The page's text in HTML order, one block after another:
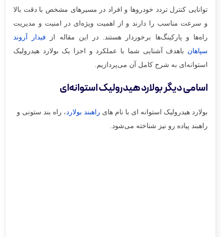
توانایی کنترل تردد خودروها و افراد در مسیرهای مشخص با دقت بالا
و سرعت مناسب را دارند و از اهمیت ویژه‌ای در امنیت و مدیریت
راه‌ها و پارکینگ‌ها برخوردار هستند. در این مقاله از فیدار آروند
سپاهان باهدف آشنایی شما با عملکرد و اجزا یک بولارد هیدرولیک
استوانه‌ای به شرح کامل آن می‌پردازیم.
اسامی دیگر بولارد هیدرولیک استوانه‌ای
بولارد هیدرولیک استوانه ای با نام های راهبند بولارد، راه بند ستونی و
راهبند پیاده رو نیز شناخته می‌شود.